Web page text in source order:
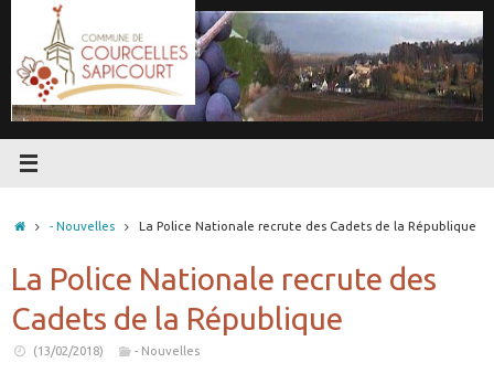
contenu
Accueil
- Nouvelles La Police Nationale recrute des Cadets de la République
La Police Nationale recrute des
Cadets de la République
(13/02/2018) - Nouvelles